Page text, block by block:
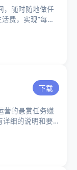
，随时随地做任
费，实现”每天
下载
营的悬赏任务赚
细的说明和要
。